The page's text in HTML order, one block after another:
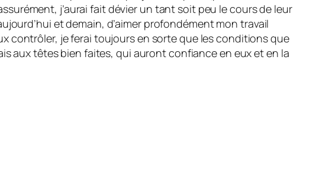
j’aurai fait dévier un tant soit peu le cours de leur
et demain, d’aimer profondément mon travail
contrôler, je ferai toujours en sorte que les conditions que
aux têtes bien faites, qui auront confiance en eux et en la